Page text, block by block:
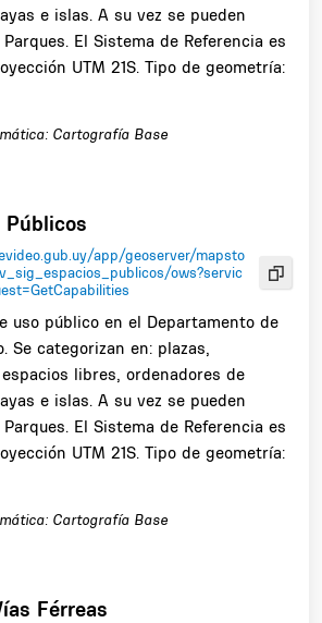
e islas. A su vez se pueden
El Sistema de Referencia es
UTM 21S. Tipo de geometría:
Cartografía Base
Públicos
app/geoserver/mapsto
ows?servic
uso público en el Departamento de
Se categorizan en: plazas,
libres, ordenadores de
e islas. A su vez se pueden
El Sistema de Referencia es
UTM 21S. Tipo de geometría:
Cartografía Base
Férreas